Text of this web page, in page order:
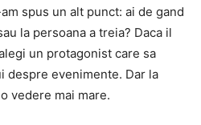
spus un alt punct: ai de gand
la persoana a treia? Daca il
un protagonist care sa
despre evenimente. Dar la
vedere mai mare.